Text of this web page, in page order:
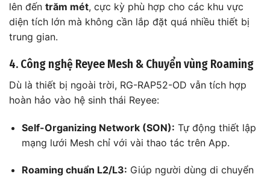
lên đến trăm mét, cực kỳ phù hợp cho các khu vực
diện tích lớn mà không cần lắp đặt quá nhiều thiết bị
trung gian.
4. Công nghệ Reyee Mesh & Chuyển vùng Roaming
Dù là thiết bị ngoài trời, RG-RAP52-OD vẫn tích hợp
hoàn hảo vào hệ sinh thái Reyee:
Self-Organizing Network (SON): Tự động thiết lập
mạng lưới Mesh chỉ với vài thao tác trên App.
Roaming chuẩn L2/L3: Giúp người dùng di chuyển